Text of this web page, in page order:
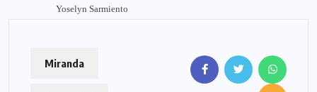
Yoselyn Sarmiento
Miranda